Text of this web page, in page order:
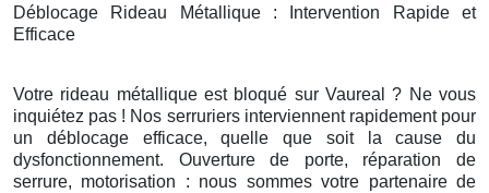
Déblocage Rideau Métallique : Intervention Rapide et
Efficace
Votre rideau métallique est bloqué sur Vaureal ? Ne vous
inquiétez pas ! Nos serruriers interviennent rapidement pour
un déblocage efficace, quelle que soit la cause du
dysfonctionnement. Ouverture de porte, réparation de
serrure, motorisation : nous sommes votre partenaire de